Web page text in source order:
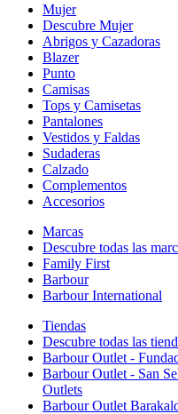
Mujer
Descubre Mujer
Abrigos y Cazadoras
Blazer
Punto
Camisas
Tops y Camisetas
Pantalones
Vestidos y Faldas
Sudaderas
Calzado
Complementos
Accesorios
Marcas
Descubre todas las
Family First
Barbour
Barbour International
Tiendas
Descubre todas las
Barbour Outlet -
Barbour Outlet - San
Outlets
Barbour Outlet